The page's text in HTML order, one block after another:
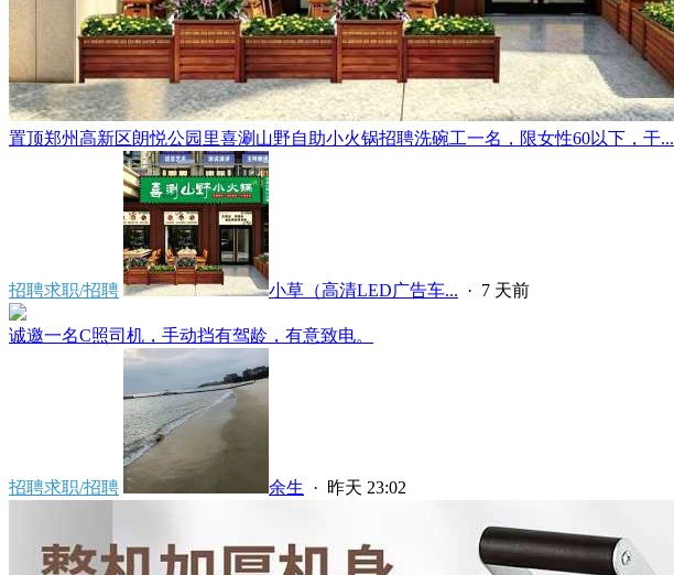
置顶郑州高新区朗悦公园里喜涮山野自助小火锅招聘洗碗工一名，限女性60以下，干...
招聘求职/招聘 小草（高清LED广告车... · 7 天前
诚邀一名C照司机，手动挡有驾龄，有意致电。
招聘求职/招聘 余生 · 昨天 23:02